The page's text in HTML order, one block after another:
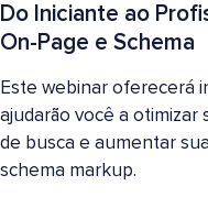
Do Iniciante ao
On-Page e Schema
Este webinar oferecerá
ajudarão você a otimizar
de busca e aumentar
schema markup.